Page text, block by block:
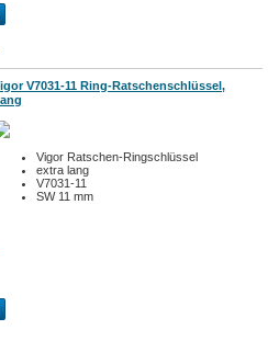
V7031-11 Ring-Ratschenschlüssel,
Vigor Ratschen-Ringschlüssel
extra lang
V7031-11
SW 11 mm